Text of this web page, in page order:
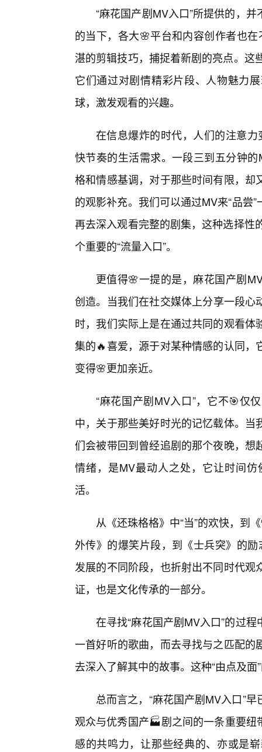
“麻花国产剧MV入口”所提供的，
的当下，各大🌸平台和内容创作者也
湛的剪辑技巧，捕捉着新剧的亮点。这
它们通过对剧情精彩片段、人物魅力
球，激发观看的兴趣。
在信息爆炸的时代，人们的注意
快节奏的生活需求。一段三到五分钟
格和情感基调，对于那些时间有限，
的观影补充。我们可以通过MV来“品尝
再去深入观看完整的剧集，这种选择性
个重要的“流量入口”。
更值得🌸一提的是，麻花国产剧
创造。当我们在社交媒体上分享一段
时，我们实际上是在通过共同的观看
集的🔥喜爱，源于对某种情感的认同
变得🌸更加亲近。
“麻花国产剧MV入口”，它不🎯仅
中，关于那些美好时光的记忆载体。
们会被带回到曾经追剧的那个夜晚，
情绪，是MV最动人之处，它让时间
活。
从《还珠格格》中“当”的欢快，到
外传》的爆笑片段，到《士兵突》的
发展的不同阶段，也折射出不同时代
证，也是文化传承的一部分。
在寻找“麻花国产剧MV入口”的过
一首好听的歌曲，而去寻找与之匹配
去深入了解其中的故事。这种“由点及
总而言之，“麻花国产剧MV入口”
观众与优秀国产🏭剧之间的一条重要
感的共鸣力，让那些经典的、亦或是